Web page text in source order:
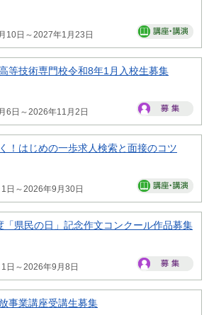
10日～2027年1月23日
等技術専門校令和8年1月入校生募集
6日～2026年11月2日
！はじめの一歩求人検索と面接のコツ
日～2026年9月30日
「県民の日」記念作文コンクール作品募集
日～2026年9月8日
事業講座受講生募集